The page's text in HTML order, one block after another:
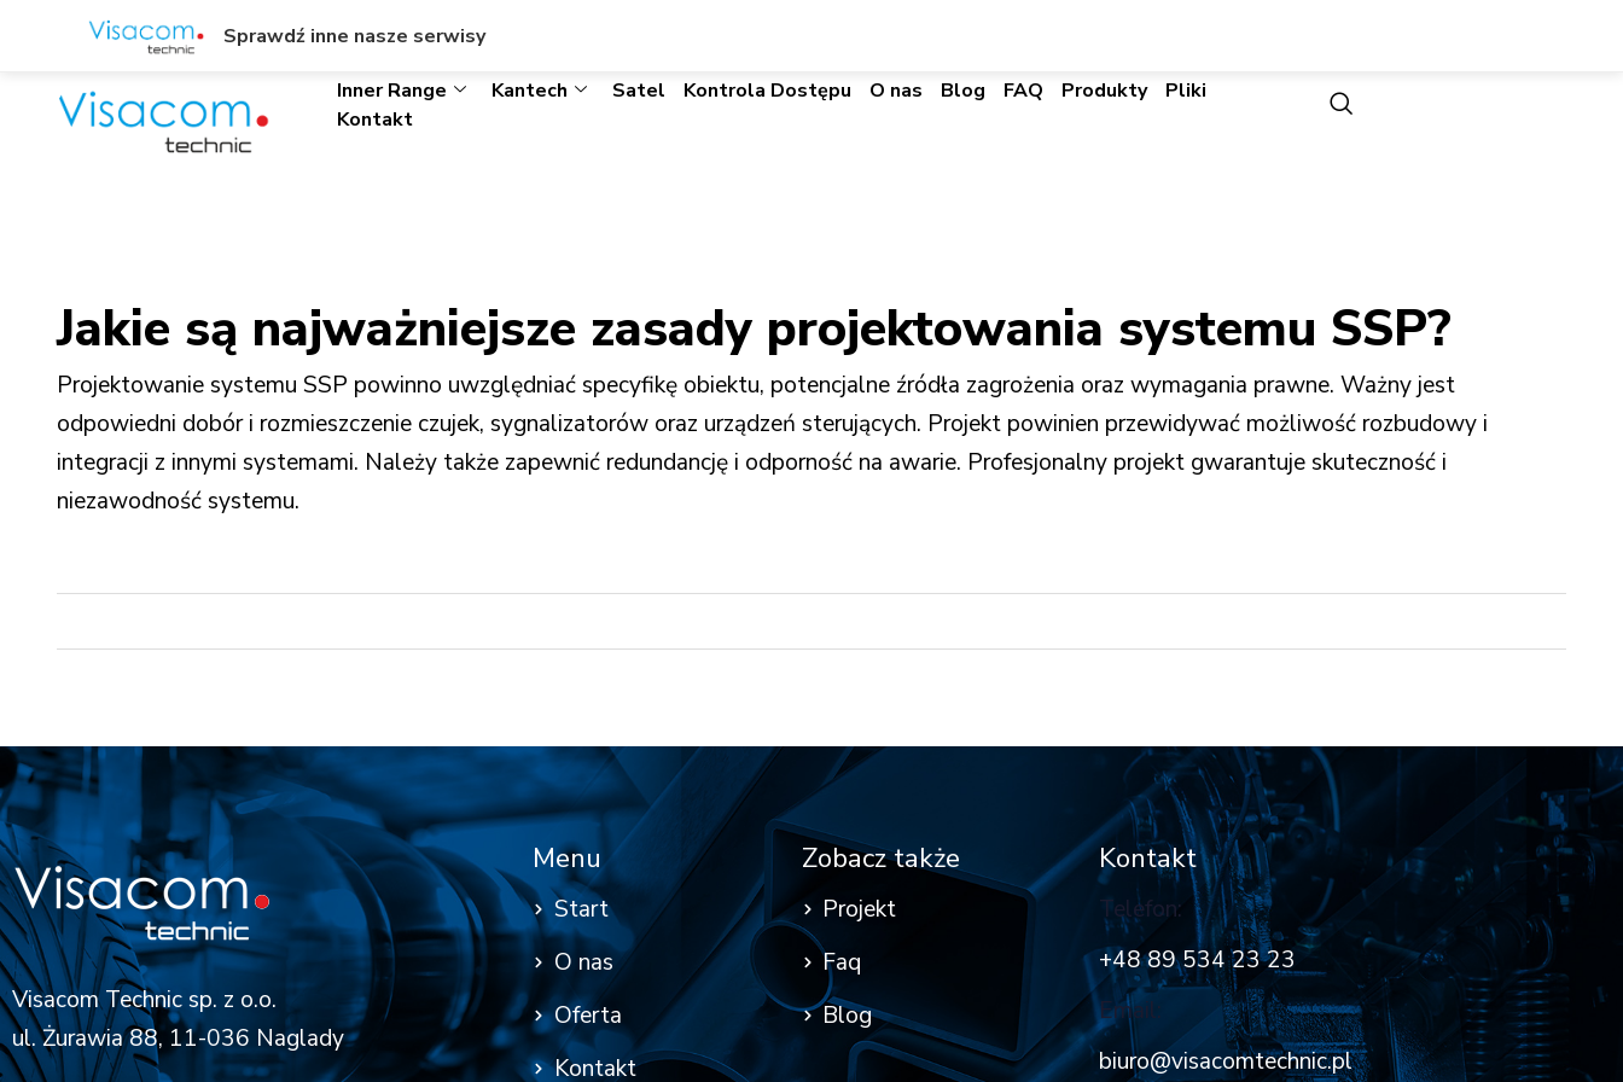
ul. Wł. Trylińskiego 8/L1, Olsztyn +48895342323
Inner Range Kantech Satel Kontrola Dostępu O nas Blog FAQ Produkty
Pliki
Kontakt
Jakie są najważniejsze zasady projektowania systemu SSP?
Projektowanie systemu SSP powinno uwzględniać specyfikę obiektu, potencjalne źródła zagrożenia oraz wymagania prawne. Ważny jest
odpowiedni dobór i rozmieszczenie czujek, sygnalizatorów oraz urządzeń sterujących. Projekt powinien przewidywać możliwość rozbudowy i
integracji z innymi systemami. Należy także zapewnić redundancję i odporność na awarie. Profesjonalny projekt gwarantuje skuteczność i
niezawodność systemu.
Visacom Technic sp. z o.o.
ul. Żurawia 88, 11-036 Naglady
Menu
Start
O nas
Oferta
Kontakt
Zobacz także
Projekt
Faq
Blog
Kontakt
Telefon:
+48 89 534 23 23
Email:
biuro@visacomtechnic.pl
Sprawdź inne nasze serwisy